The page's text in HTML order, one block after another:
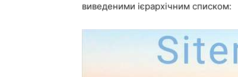
виведеними ієрархічним списком: